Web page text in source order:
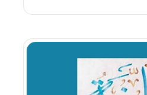
دانشگاه
شهریور
۱۴۰۵